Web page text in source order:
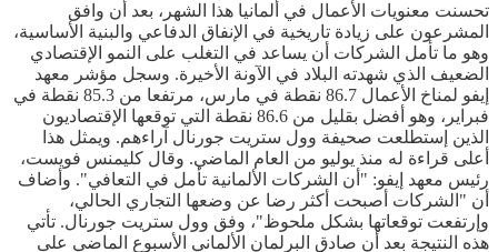
تحسنت معنويات الأعمال في ألمانيا هذا الشهر، بعد أن وافق
المشرعون على زيادة تاريخية في الإنفاق الدفاعي والبنية الأساسية،
وهو ما تأمل الشركات أن يساعد في التغلب على النمو الإقتصادي
الضعيف الذي شهدته البلاد في الآونة الأخيرة. وسجل مؤشر معهد
إيفو لمناخ الأعمال 86.7 نقطة في مارس، مرتفعا من 85.3 نقطة في
فبراير، وهو أفضل بقليل من 86.6 نقطة التي توقعها الإقتصاديون
الذين إستطلعت صحيفة وول ستريت جورنال آراءهم. ويمثل هذا
أعلى قراءة له منذ يوليو من العام الماضي. وقال كليمنس فويست،
رئيس معهد إيفو: "أن الشركات الألمانية تأمل في التعافي". وأضاف
أن "الشركات أصبحت أكثر رضا عن وضعها التجاري الحالي،
وإرتفعت توقعاتها بشكل ملحوظ"، وفق وول ستريت جورنال. تأتي
هذه النتيجة بعد أن صادق البرلمان الألماني الأسبوع الماضي على